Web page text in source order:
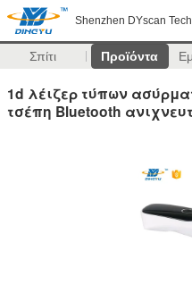
Shenzhen DYscan
Σπίτι Προϊόντα
1d λέιζερ τύπων
τσέπη Bluetooth